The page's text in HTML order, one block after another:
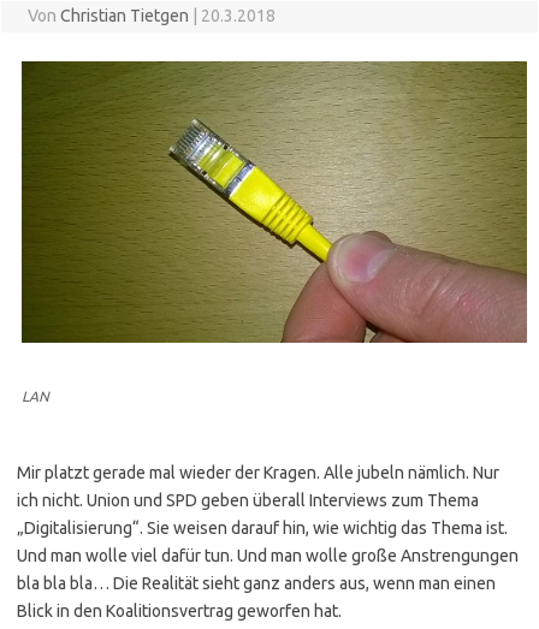
Von Christian Tietgen | 20.3.2018
LAN
Mir platzt gerade mal wieder der Kragen. Alle jubeln nämlich. Nur
ich nicht. Union und SPD geben überall Interviews zum Thema
„Digitalisierung“. Sie weisen darauf hin, wie wichtig das Thema ist.
Und man wolle viel dafür tun. Und man wolle große Anstrengungen
bla bla bla… Die Realität sieht ganz anders aus, wenn man einen
Blick in den Koalitionsvertrag geworfen hat.